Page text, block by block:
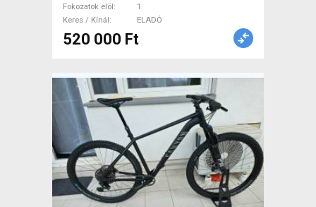
Fokozatok elöl
1
Keres / Kínál
ELADÓ
520 000 Ft